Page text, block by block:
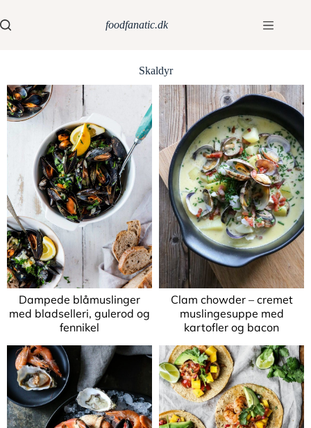
foodfanatic.dk
Skaldyr
Dampede blåmuslinger
med bladselleri, gulerod og
fennikel
Clam chowder – cremet
muslingesuppe med
kartofler og bacon